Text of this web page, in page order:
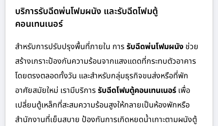
บริการรับฉีดพ่นโฟมผนัง และรับฉีดโฟมตู้
คอนเทนเนอร์
สำหรับการปรับปรุงพื้นที่ภายใน การรับฉีดพ่นโฟมผนัง ช่วย
สร้างเกราะป้องกันความร้อนจากแสงแดดที่กระทบตัวอาคาร
โดยตรงตลอดทั้งวัน และสำหรับกลุ่มธุรกิจขนส่งหรือที่พัก
อาศัยสมัยใหม่ เรามีบริการรับฉีดโฟมตู้คอนเทนเนอร์ เพื่อ
เปลี่ยนตู้เหล็กที่สะสมความร้อนสูงให้กลายเป็นห้องพักหรือ
สำนักงานที่เย็นสบาย ป้องกันการเกิดหยดน้ำเกาะตามผนังตู้